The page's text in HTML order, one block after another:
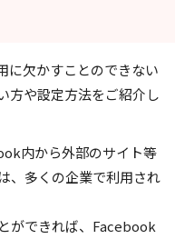
に欠かすことのできない
方や設定方法をご紹介し
内から外部のサイト等
、多くの企業で利用され
ができれば、Facebook